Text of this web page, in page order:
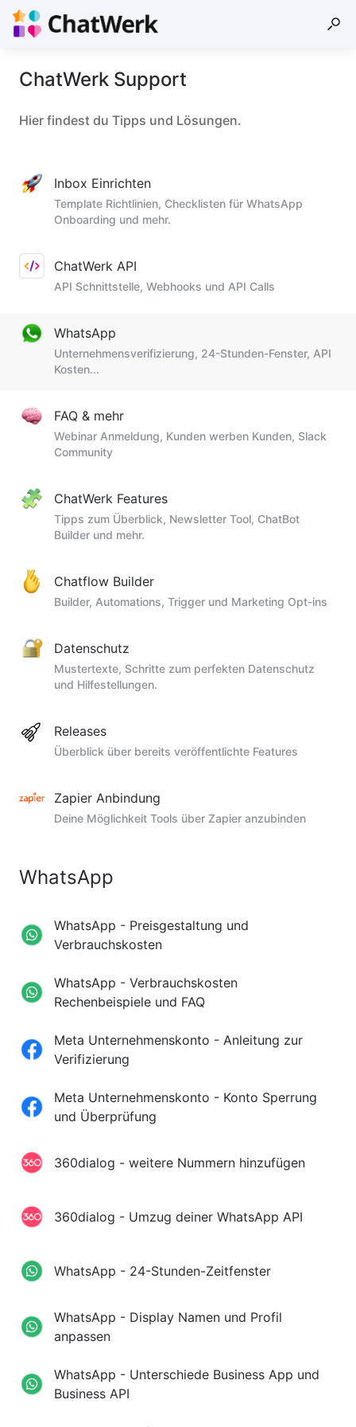
ChatWerk Support
Hier findest du Tipps und Lösungen.
Inbox Einrichten
Template Richtlinien, Checklisten für WhatsApp
Onboarding und mehr.
ChatWerk API
API Schnittstelle, Webhooks und API Calls
WhatsApp
Unternehmensverifizierung, 24-Stunden-Fenster, API
Kosten...
FAQ & mehr
Webinar Anmeldung, Kunden werben Kunden, Slack
Community
ChatWerk Features
Tipps zum Überblick, Newsletter Tool, ChatBot
Builder und mehr.
Chatflow Builder
Builder, Automations, Trigger und Marketing Opt-ins
Datenschutz
Mustertexte, Schritte zum perfekten Datenschutz
und Hilfestellungen.
Releases
Überblick über bereits veröffentlichte Features
Zapier Anbindung
Deine Möglichkeit Tools über Zapier anzubinden
WhatsApp
WhatsApp - Preisgestaltung und
Verbrauchskosten
WhatsApp - Verbrauchskosten
Rechenbeispiele und FAQ
Meta Unternehmenskonto - Anleitung zur
Verifizierung
Meta Unternehmenskonto - Konto Sperrung
und Überprüfung
360dialog - weitere Nummern hinzufügen
360dialog - Umzug deiner WhatsApp API
WhatsApp - 24-Stunden-Zeitfenster
WhatsApp - Display Namen und Profil
anpassen
WhatsApp - Unterschiede Business App und
Business API